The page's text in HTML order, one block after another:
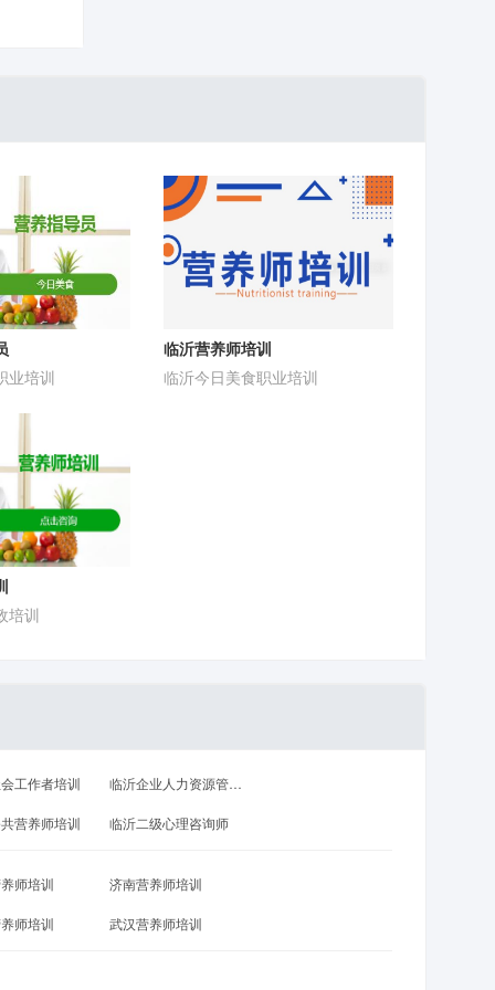
业培训
临沂营养师培训
临沂今日美食职业培训
培训
工作者培训 临沂企业人力资源管理师
营养师培训 临沂二级心理咨询师
师培训 济南营养师培训
师培训 武汉营养师培训